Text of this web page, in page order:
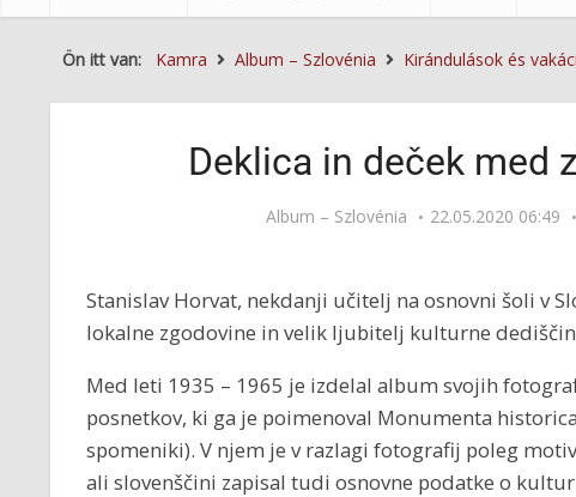
Ön itt van: Kamra Album – Szlovénia Kirándulások és
Deklica in deček med
Album – Szlovénia 22.05.2020 06:49
Stanislav Horvat, nekdanji učitelj na osnovni šoli v
lokalne zgodovine in velik ljubitelj kulturne
Med leti 1935 – 1965 je izdelal album svojih
posnetkov, ki ga je poimenoval Monumenta
spomeniki). V njem je v razlagi fotografij poleg
ali slovenščini zapisal tudi osnovne podatke o